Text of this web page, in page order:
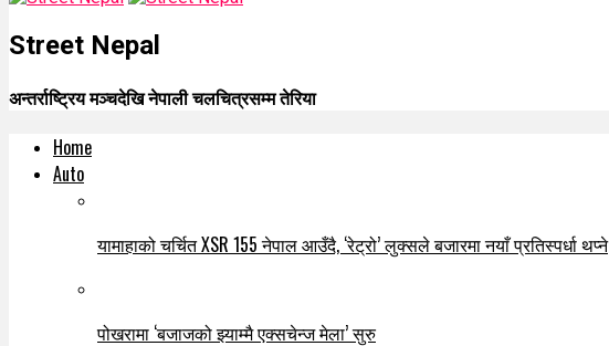
Street Nepal
अन्तर्राष्ट्रिय मञ्चदेखि नेपाली चलचित्रसम्म तेरिया
Home
Auto
यामाहाको चर्चित XSR 155 नेपाल आउँदै, ‘रेट्रो’ लुक्सले बजारमा नयाँ प्रतिस्पर्धा थप्ने
पोखरामा ‘बजाजको झ्याम्मै एक्सचेन्ज मेला’ सुरु